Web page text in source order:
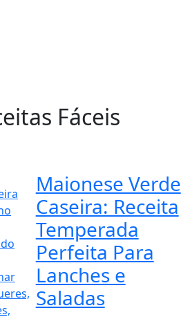
Fáceis
Maionese Verde
Caseira: Receita
Temperada
Perfeita Para
Lanches e
Saladas